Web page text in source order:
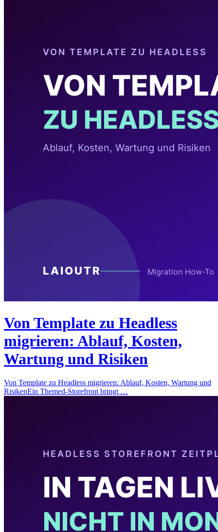
Von Template zu Headless
migrieren: Ablauf, Kosten,
Wartung und Risiken
Von Template zu Headless migrieren: Ablauf, Kosten, Wartung und
RisikenEin Themed-Storefront bringt …